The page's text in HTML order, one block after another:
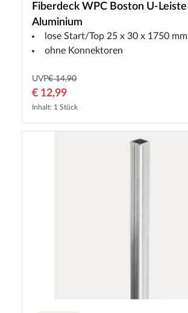
Fiberdeck WPC Boston U-Leiste
Aluminium
lose Start/Top 25 x 30 x 1750 mm
ohne Konnektoren
UVP€ 14,90
€ 12,99
Inhalt: 1 Stück